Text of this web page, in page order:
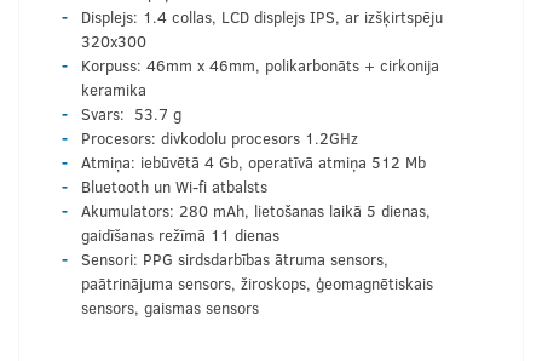
Displejs: 1.4 collas, LCD displejs IPS, ar izšķirtspēju
320x300
Korpuss: 46mm x 46mm, polikarbonāts + cirkonija
keramika
Svars: 53.7 g
Procesors: divkodolu procesors 1.2GHz
Atmiņa: iebūvētā 4 Gb, operatīvā atmiņa 512 Mb
Bluetooth un Wi-fi atbalsts
Akumulators: 280 mAh, lietošanas laikā 5 dienas,
gaidīšanas režīmā 11 dienas
Sensori: PPG sirdsdarbības ātruma sensors,
paātrinājuma sensors, žiroskops, ģeomagnētiskais
sensors, gaismas sensors